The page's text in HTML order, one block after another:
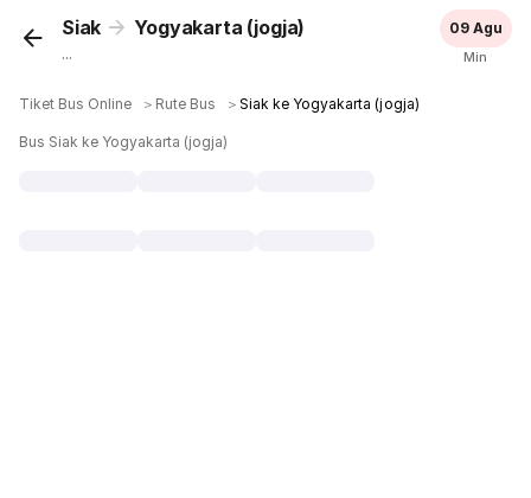
Siak Yogyakarta (jogja)
...
09 Agu
Min
Tiket Bus Online ＞ Rute Bus ＞ Siak ke Yogyakarta (jogja)
Bus Siak ke Yogyakarta (jogja)